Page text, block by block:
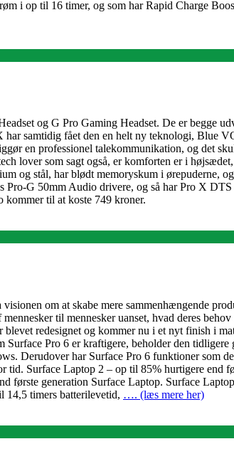
i op til 16 timer, og som har Rapid Charge
og G Pro Gaming Headset. De er begge
samtidig fået den en helt ny teknologi, Blue
en professionel talekommunikation, og det
lover som sagt også, er komforten er i
og stål, har blødt memoryskum i ørepuderne,
G 50mm Audio drivere, og så har Pro X
kommer til at koste 749 kroner.
om at skabe mere sammenhængende
til mennesker uanset, hvad deres
redesignet og kommer nu i et nyt finish i
Pro 6 er kraftigere, beholder den
Derudover har Surface Pro 6 funktioner som
Surface Laptop 2 – op til 85% hurtigere end
første generation Surface Laptop. Surface
14,5 timers batterilevetid, …. (læs mere her)